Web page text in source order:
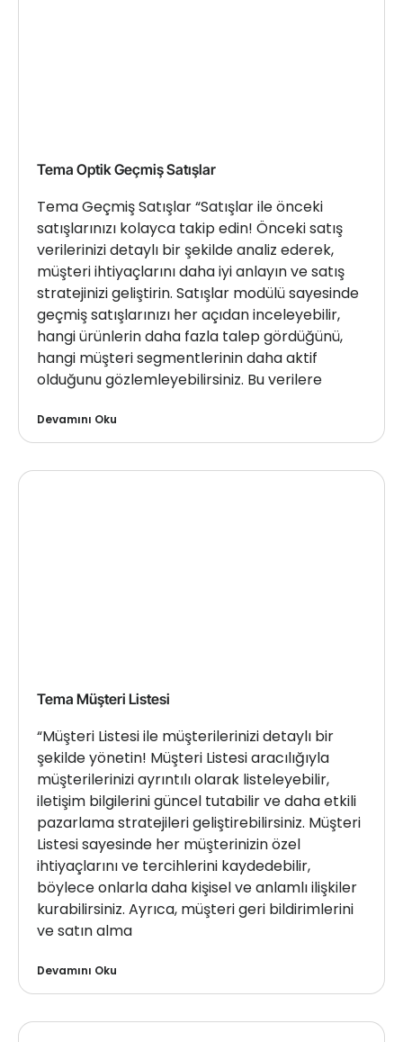
Tema Optik Geçmiş Satışlar
Tema Geçmiş Satışlar “Satışlar ile önceki
satışlarınızı kolayca takip edin! Önceki satış
verilerinizi detaylı bir şekilde analiz ederek,
müşteri ihtiyaçlarını daha iyi anlayın ve satış
stratejinizi geliştirin. Satışlar modülü sayesinde
geçmiş satışlarınızı her açıdan inceleyebilir,
hangi ürünlerin daha fazla talep gördüğünü,
hangi müşteri segmentlerinin daha aktif
olduğunu gözlemleyebilirsiniz. Bu verilere
Devamını Oku
Tema Müşteri Listesi
“Müşteri Listesi ile müşterilerinizi detaylı bir
şekilde yönetin! Müşteri Listesi aracılığıyla
müşterilerinizi ayrıntılı olarak listeleyebilir,
iletişim bilgilerini güncel tutabilir ve daha etkili
pazarlama stratejileri geliştirebilirsiniz. Müşteri
Listesi sayesinde her müşterinizin özel
ihtiyaçlarını ve tercihlerini kaydedebilir,
böylece onlarla daha kişisel ve anlamlı ilişkiler
kurabilirsiniz. Ayrıca, müşteri geri bildirimlerini
ve satın alma
Devamını Oku